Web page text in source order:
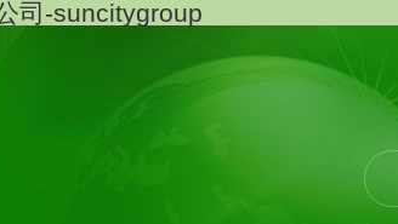
司-suncitygroup